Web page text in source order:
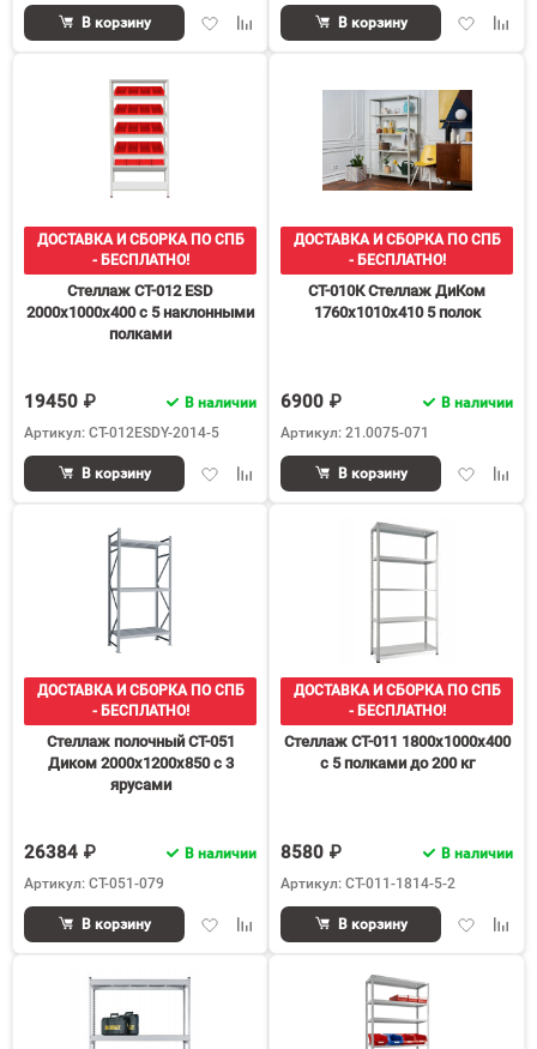
ДобавитьДобавить
В корзину
Добавить
В корзину
ДОСТАВКА И СБОРКА ПО СПБ
- БЕСПЛАТНО!
Стеллаж СТ-012 ESD
2000х1000х400 с 5 наклонными
полками
19450 ₽
В наличии
Артикул: CT-012ESDY-2014-5
ДобавитьДобавить
В корзину
ДОСТАВКА И СБОРКА ПО СПБ
- БЕСПЛАТНО!
СТ-010К Стеллаж ДиКом
1760х1010х410 5 полок
6900 ₽
В наличии
Артикул: 21.0075-071
Добавить
В корзину
ДОСТАВКА И СБОРКА ПО СПБ
- БЕСПЛАТНО!
Стеллаж полочный СТ-051
Диком 2000х1200х850 с 3
ярусами
26384 ₽
В наличии
Артикул: СТ-051-079
ДобавитьДобавить
В корзину
ДОСТАВКА И СБОРКА ПО СПБ
- БЕСПЛАТНО!
Стеллаж СТ-011 1800х1000х400
с 5 полками до 200 кг
8580 ₽
В наличии
Артикул: СТ-011-1814-5-2
Добавить
В корзину